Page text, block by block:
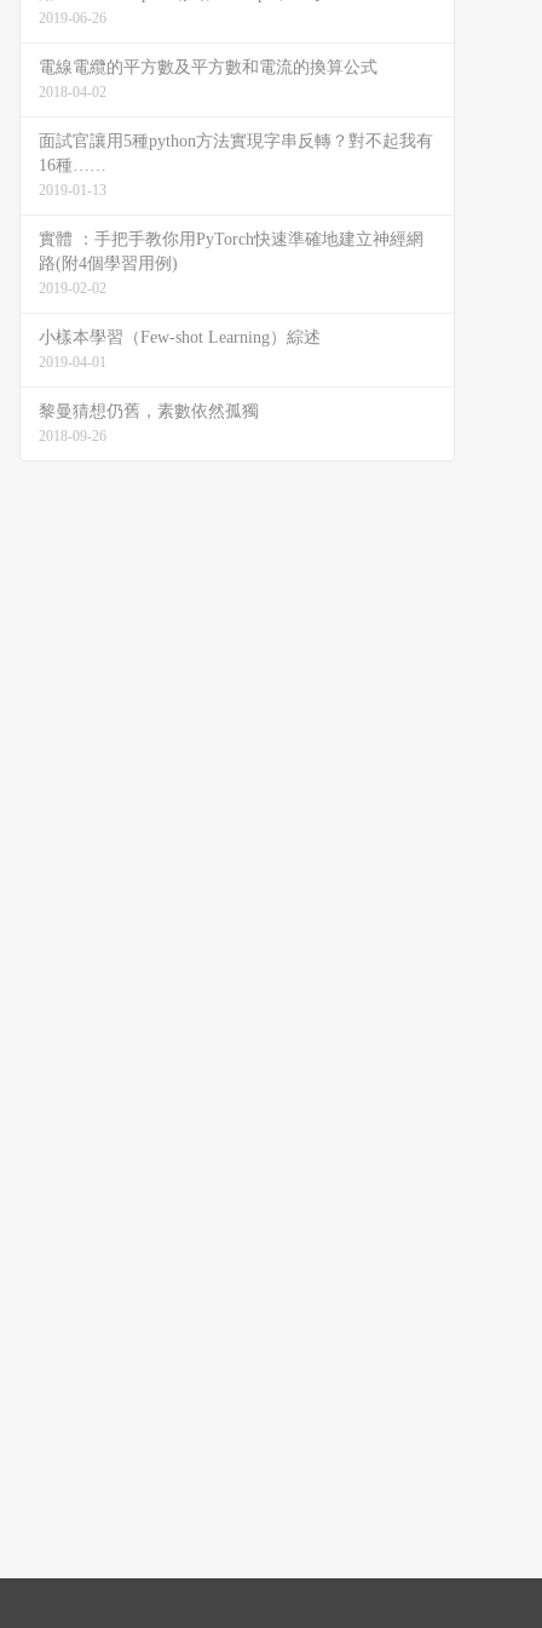
2019-06-26
電線電纜的平方數及平方數和電流的換算公式
2018-04-02
面試官讓用5種python方法實現字串反轉？對不起我有
16種……
2019-01-13
實體 ：手把手教你用PyTorch快速準確地建立神經網
路(附4個學習用例)
2019-02-02
小樣本學習（Few-shot Learning）綜述
2019-04-01
黎曼猜想仍舊，素數依然孤獨
2018-09-26